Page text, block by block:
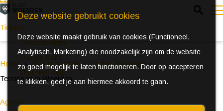
Deze website gebruikt cookies
Deze website maakt gebruik van cookies (Functioneel,
Analytisch, Marketing) die noodzakelijk zijn om de website
zo goed mogelijk te laten functioneren. Door op accepteren
te klikken, geef je aan hiermee akkoord te gaan.
e
Tickets
Direct boeken
Digitale tours
Huur een fiets
Agenda
Home Plan je bezoek
Laat je inspireren
Terrassen in Woerden